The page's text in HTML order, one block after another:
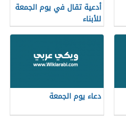
أدعية تقال في يوم الجمعة
للأبناء
دعاء يوم الجمعة